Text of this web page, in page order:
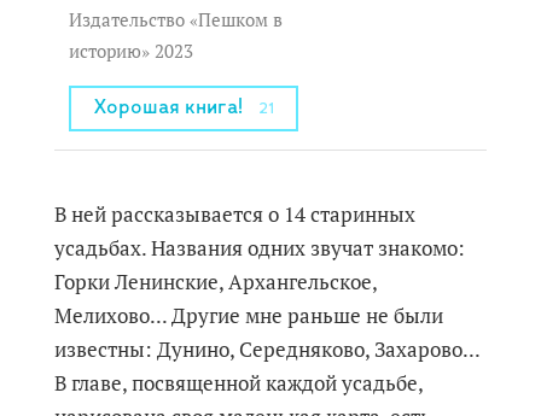
Издательство «Пешком в
историю» 2023
Хорошая книга! 21
В ней рассказывается о 14 старинных
усадьбах. Названия одних звучат знакомо:
Горки Ленинские, Архангельское,
Мелихово... Другие мне раньше не были
известны: Дунино, Середняково, Захарово...
В главе, посвященной каждой усадьбе,